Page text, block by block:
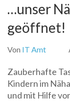
…unser
geöffnet!
Von IT Amt
Zauberhafte
Kindern im
und mit Hilfe